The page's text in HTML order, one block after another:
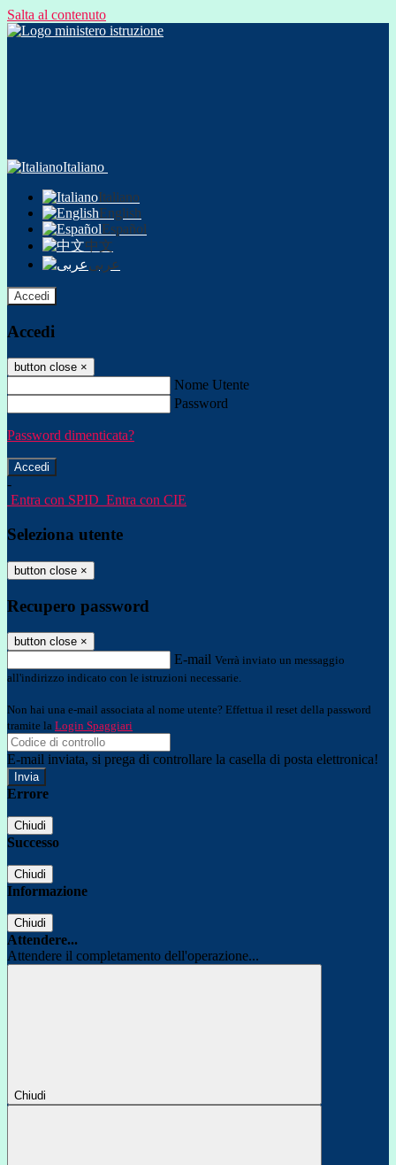
Salta al contenuto
Italiano
Italiano
English
Español
中文
عربى
Accedi
Accedi
button close ×
Nome Utente
Password
Password dimenticata?
-
Entra con SPID Entra con CIE
Seleziona utente
button close ×
Recupero password
button close ×
E-mail Verrà inviato un messaggio
all'indirizzo indicato con le istruzioni necessarie.
Non hai una e-mail associata al nome utente? Effettua il reset della password
tramite la Login Spaggiari
E-mail inviata, si prega di controllare la casella di posta elettronica!
Errore
Chiudi
Successo
Chiudi
Informazione
Chiudi
Attendere...
Attendere il completamento dell'operazione...
Chiudi